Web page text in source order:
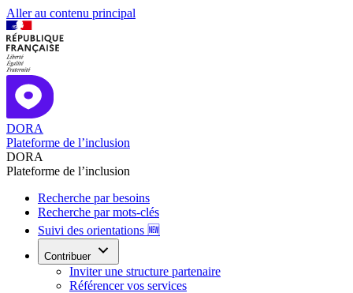
Aller au contenu principal
DORA
Plateforme de l’inclusion
DORA
Plateforme de l’inclusion
Recherche par besoins
Recherche par mots-clés
Suivi des orientations 🆕
Contribuer
Inviter une structure partenaire
Référencer vos services